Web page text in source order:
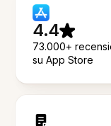
4.4
73.000+
su App Store